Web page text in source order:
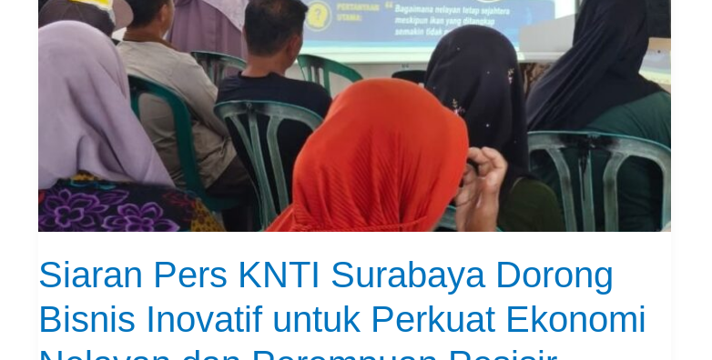
Siaran Pers KNTI Surabaya Dorong
Bisnis Inovatif untuk Perkuat Ekonomi
Ekonomi
Perempuan
Pesisir